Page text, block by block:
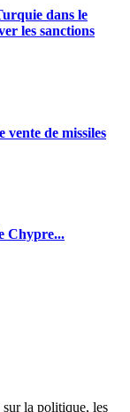
dans le
les sanctions
vente de missiles
Chypre...
la politique, les